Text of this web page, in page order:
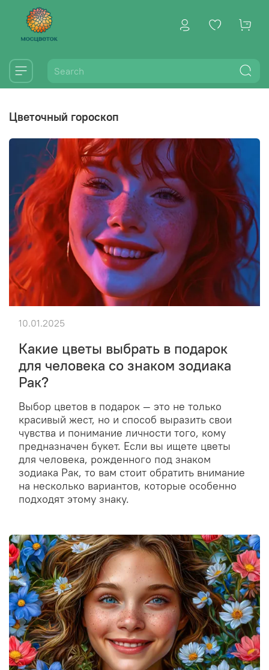
цветочный гороскоп
Какие цветы выбрать в подарок
для человека со знаком зодиака
Рак?
Выбор цветов в подарок — это не только
красивый жест, но и способ выразить свои
чувства и понимание личности того, кому
предназначен букет. Если вы ищете цветы
для человека, рожденного под знаком
зодиака Рак, то вам стоит обратить внимание
на несколько вариантов, которые особенно
подходят этому знаку.
10.01.2025